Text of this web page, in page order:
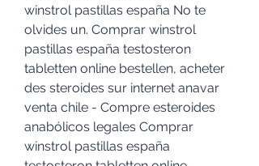
winstrol pastillas españa No te
olvides un. Comprar winstrol
pastillas españa testosteron
tabletten online bestellen, acheter
des steroides sur internet anavar
venta chile - Compre esteroides
anabólicos legales Comprar
winstrol pastillas españa